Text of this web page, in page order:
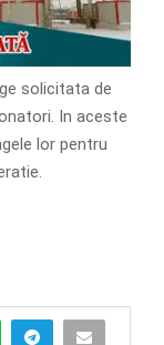
solicitata de
In aceste
lor pentru